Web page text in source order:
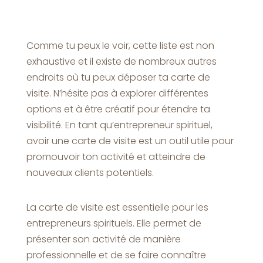
Comme tu peux le voir, cette liste est non
exhaustive et il existe de nombreux autres
endroits où tu peux déposer ta carte de
visite. N’hésite pas à explorer différentes
options et à être créatif pour étendre ta
visibilité. En tant qu’entrepreneur spirituel,
avoir une carte de visite est un outil utile pour
promouvoir ton activité et atteindre de
nouveaux clients potentiels.
La carte de visite est essentielle pour les
entrepreneurs spirituels. Elle permet de
présenter son activité de manière
professionnelle et de se faire connaître